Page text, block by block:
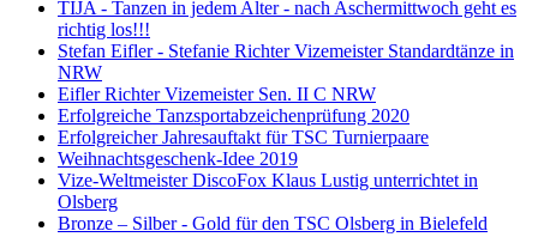
TIJA - Tanzen in jedem Alter - nach Aschermittwoch geht es
richtig los!!!
Stefan Eifler - Stefanie Richter Vizemeister Standardtänze in
NRW
Eifler Richter Vizemeister Sen. II C NRW
Erfolgreiche Tanzsportabzeichenprüfung 2020
Erfolgreicher Jahresauftakt für TSC Turnierpaare
Weihnachtsgeschenk-Idee 2019
Vize-Weltmeister DiscoFox Klaus Lustig unterrichtet in
Olsberg
Bronze – Silber - Gold für den TSC Olsberg in Bielefeld